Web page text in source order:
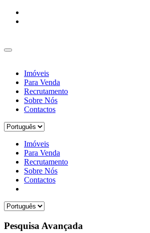
Imóveis
Para Venda
Recrutamento
Sobre Nós
Contactos
Imóveis
Para Venda
Recrutamento
Sobre Nós
Contactos
Pesquisa Avançada